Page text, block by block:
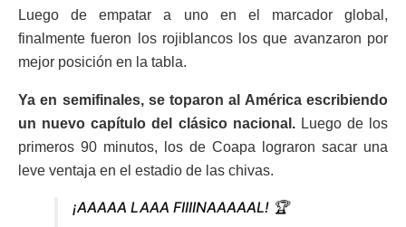
Luego de empatar a uno en el marcador global,
finalmente fueron los rojiblancos los que avanzaron por
mejor posición en la tabla.
Ya en semifinales, se toparon al América escribiendo
un nuevo capítulo del clásico nacional.Luego de los
primeros 90 minutos, los de Coapa lograron sacar una
leve ventaja en el estadio de las chivas.
¡AAAAA LAAA FIIIINAAAAAL! 🏆